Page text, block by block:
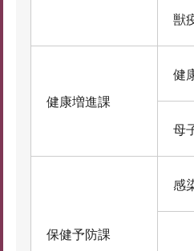
獣
健康増進課
健
母
保健予防課
感